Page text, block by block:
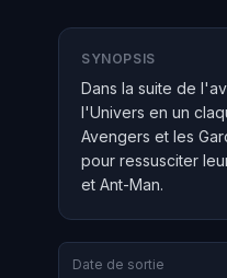
SYNOPSIS
Dans la suite de
l'Univers en un
Avengers et les
pour ressusciter
et Ant-Man.
Date de sortie